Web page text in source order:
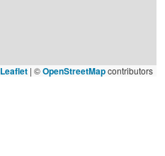
Leaflet | ©OpenStreetMapcontributors